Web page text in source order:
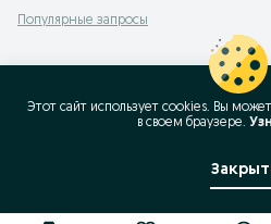
Популярные запросы
Этот сайт использует cookies. Вы
в своeм браузере.